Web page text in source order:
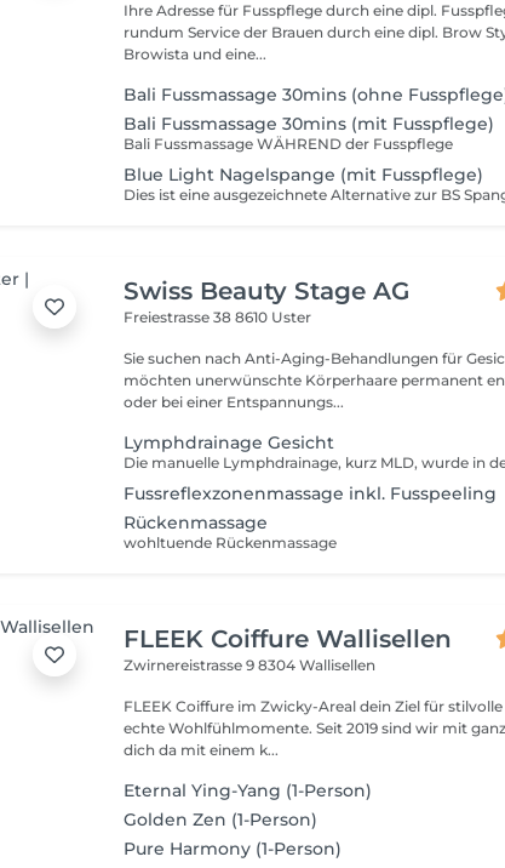
Ihre Adresse für Fusspflege durch eine dipl.
rundum Service der Brauen durch eine dipl. Brow
Browista und eine...
Bali Fussmassage 30mins (ohne
Bali Fussmassage 30mins (mit Fusspflege)
Bali Fussmassage WÄHREND der Fusspflege
Blue Light Nagelspange (mit Fusspflege)
Swiss Beauty Stage AG
Freiestrasse 388610 Uster
Sie suchen nach Anti-Aging-Behandlungen für
möchten unerwünschte Körperhaare permanent
oder bei einer Entspannungs...
Lymphdrainage Gesicht
Fussreflexzonenmassage inkl. Fusspeeling
Rückenmassage
wohltuende Rückenmassage
FLEEK Coiffure Wallisellen
Zwirnereistrasse 98304 Wallisellen
FLEEK Coiffure im Zwicky-Areal dein Ziel für stilvolle Looks und
echte Wohlfühlmomente. Seit 2019 sind wir mit ganzem Herzen für
dich da mit einem k...
Eternal Ying-Yang (1-Person)
Golden Zen (1-Person)
Pure Harmony (1-Person)